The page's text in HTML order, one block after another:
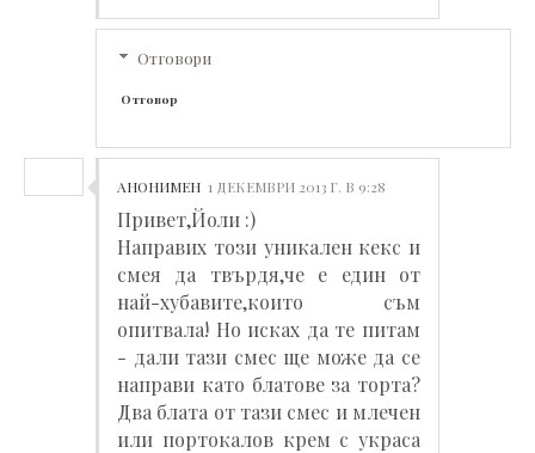
Отговори
Отговор
АНОНИМЕН 1 ДЕКЕМВРИ 2013 Г. В 9:28
Привет,Йоли :)
Направих този уникален кекс и
смея да твърдя,че е един от
най-хубавите,които съм
опитвала! Но исках да те питам
- дали тази смес ще може да се
направи като блатове за торта?
Два блата от тази смес и млечен
или портокалов крем с украса